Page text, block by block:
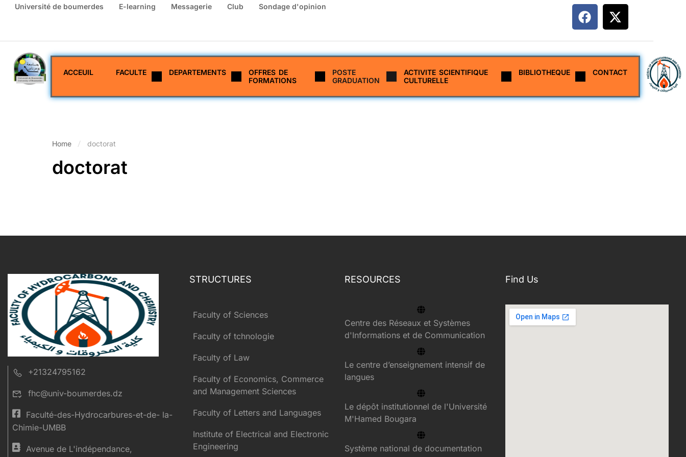
Université de boumerdes E-learning Messagerie Club Sondage d'opinion
ACCEUIL FACULTE DEPARTEMENTS
OFFRES DE
FORMATIONS
POSTE
GRADUATION
ACTIVITE SCIENTIFIQUE
CULTURELLE
BIBLIOTHEQUE CONTACT
Home doctorat
doctorat
+21324795162
fhc@univ-boumerdes.dz
Faculté-des-Hydrocarbures-et-de- la-
Chimie-UMBB
Avenue de L'indépendance,
STRUCTURES
Faculty of Sciences
Faculty of tchnologie
Faculty of Law
Faculty of Economics, Commerce
and Management Sciences
Faculty of Letters and Languages
Institute of Electrical and Electronic
Engineering
RESOURCES
Centre des Réseaux et Systèmes
d'Informations et de Communication
Le centre d’enseignement intensif de
langues
Le dépôt institutionnel de l'Université
M'Hamed Bougara
Système national de documentation
Find Us